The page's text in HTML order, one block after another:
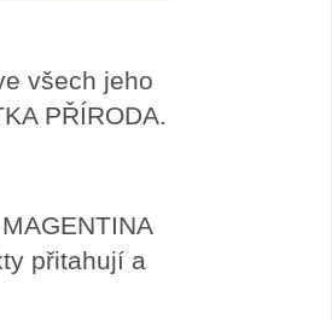
všech jeho
PŘÍRODA.
přitahují a